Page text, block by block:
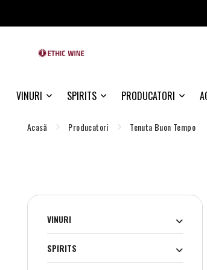
VINURI SPIRITS PRODUCATORI
Acasă Producatori Tenuta Buon Tempo
VINURI
SPIRITS